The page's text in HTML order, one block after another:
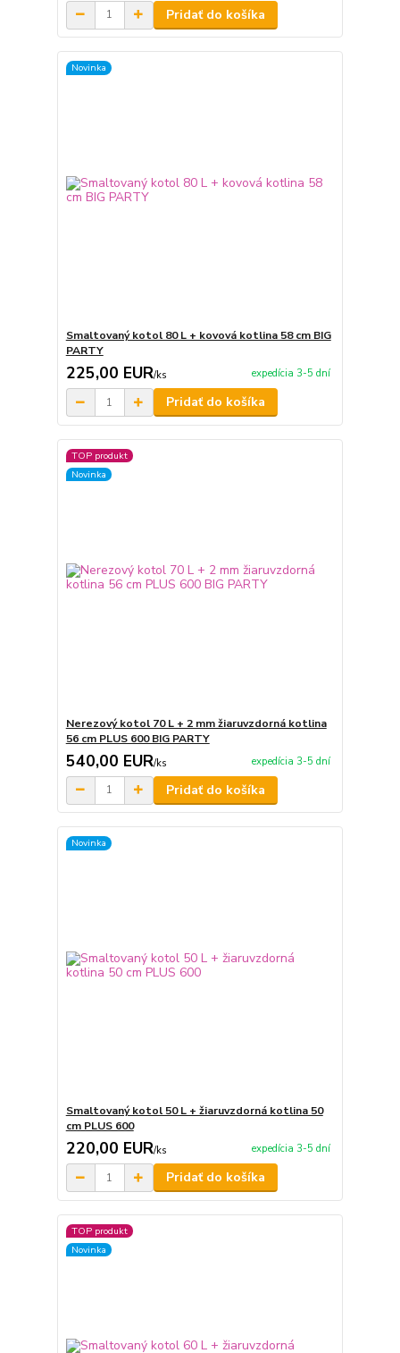
Pridať do košíka
Novinka
Smaltovaný kotol 80 L + kovová kotlina 58 cm BIG
PARTY
225,00 EUR/ks expedícia 3-5 dní
Pridať do košíka
TOP produkt
Novinka
Nerezový kotol 70 L + 2 mm žiaruvzdorná kotlina
56 cm PLUS 600 BIG PARTY
540,00 EUR/ks expedícia 3-5 dní
Pridať do košíka
Novinka
Smaltovaný kotol 50 L + žiaruvzdorná kotlina 50
cm PLUS 600
220,00 EUR/ks expedícia 3-5 dní
Pridať do košíka
TOP produkt
Novinka